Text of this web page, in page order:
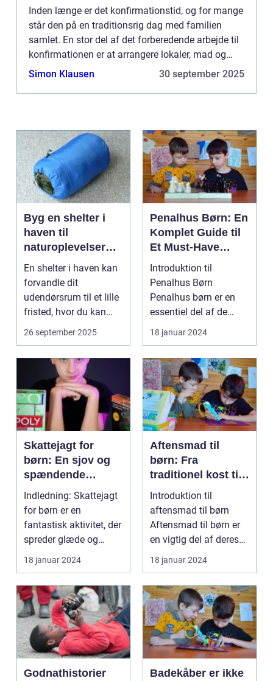
Inden længe er det konfirmationstid, og for mange
står den på en traditionsrig dag med familien
samlet. En stor del af det forberedende arbejde til
konfirmationen er at arrangere lokaler, mad og
ikke mindst pynt. Konfirmationspynt k...
Simon Klausen 30 september 2025
Byg en shelter i
haven til
naturoplevelser
hjemme
En shelter i haven kan
forvandle dit
udendørsrum til et lille
fristed, hvor du kan
nyde natur...
26 september 2025
Penalhus Børn: En
Komplet Guide til
Et Must-Have
Tilbehør
Introduktion til
Penalhus Børn
Penalhus børn er en
essentiel del af de
fleste børns udstyr, når
det...
18 januar 2024
Skattejagt for
børn: En sjov og
spændende
aktivitet for både
små og store
eventyrere
Indledning: Skattejagt
for børn er en
fantastisk aktivitet, der
spreder glæde og
spænding blandt de ...
18 januar 2024
Aftensmad til
børn: Fra
traditionel kost til
moderne tilgange
Introduktion til
aftensmad til børn
Aftensmad til børn er
en vigtig del af deres
daglige ernæring o...
18 januar 2024
Godnathistorier
Badekåber er ikke